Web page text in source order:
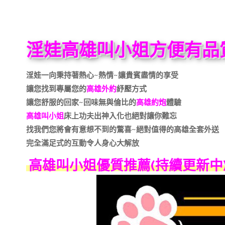
淫娃高雄叫小姐方便有品
淫娃一向秉持著熱心~熱情~讓貴賓盡情的享受
讓您找到專屬您的高雄外約紓壓方式
讓您舒服的回家~回味無與倫比的高雄約炮體驗
高雄叫小姐床上功夫出神入化也絕對讓你難忘
找我們您將會有意想不到的驚喜~絕對值得的高雄全套外送
完全滿足式的互動令人身心大解放
高雄叫小姐優質推薦(持續更新